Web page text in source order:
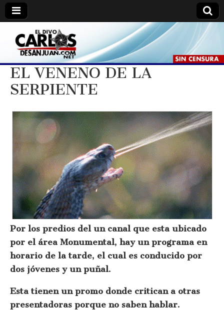
Carlos
De
San
Juan
Carlos
De
San
Juan //
El
Divo.
EL VENENO DE LA
SERPIENTE
Por los predios del un canal que esta ubicado
por el área Monumental, hay un programa en
horario de la tarde, el cual es conducido por
dos jóvenes y un puñal.
Esta tienen un promo donde critican a otras
presentadoras porque no saben hablar.